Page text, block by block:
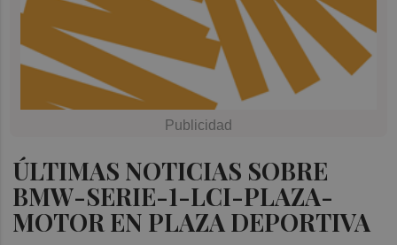
ÚLTIMAS NOTICIAS SOBRE
BMW-SERIE-1-LCI-PLAZA-
MOTOR EN PLAZA DEPORTIVA